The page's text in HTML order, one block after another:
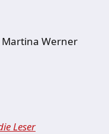
Martina Werner
Leser